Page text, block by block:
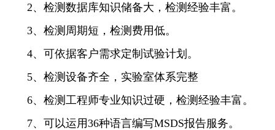
2、检测数据库知识储备大，检测经验丰富。
3、检测周期短，检测费用低。
4、可依据客户需求定制试验计划。
5、检测设备齐全，实验室体系完整
6、检测工程师专业知识过硬，检测经验丰富。
7、可以运用36种语言编写MSDS报告服务。